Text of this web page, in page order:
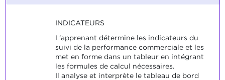
INDICATEURS
L’apprenant détermine les indicateurs du
suivi de la performance commerciale et les
met en forme dans un tableur en intégrant
les formules de calcul nécessaires.
Il analyse et interprète le tableau de bord